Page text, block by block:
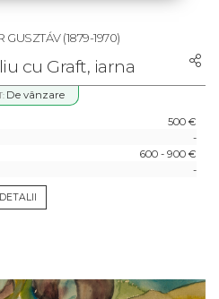
GUSZTÁV(1879-1970)
cu Graft, iarna
De vânzare
500 €
-
600 - 900 €
-
DETALII